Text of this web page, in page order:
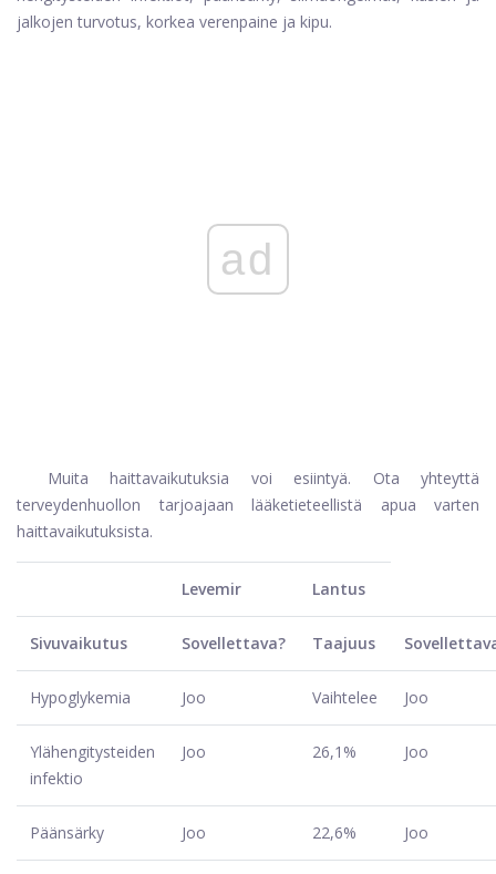
jalkojen turvotus, korkea verenpaine ja kipu.
ad
Muita haittavaikutuksia voi esiintyä. Ota yhteyttä
terveydenhuollon tarjoajaan lääketieteellistä apua varten
haittavaikutuksista.
Levemir Lantus
Sivuvaikutus Sovellettava? Taajuus
Hypoglykemia Joo Vaihtelee Joo
Ylähengitysteiden
infektio
Joo 26,1% Joo
Päänsärky Joo 22,6% Joo